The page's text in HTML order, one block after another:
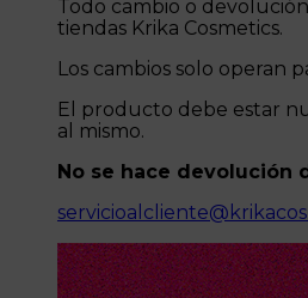
Todo cambio o
tiendas Krika Cosmetics.
Los cambios solo operan
El producto debe estar
al mismo.
No se hace devolución